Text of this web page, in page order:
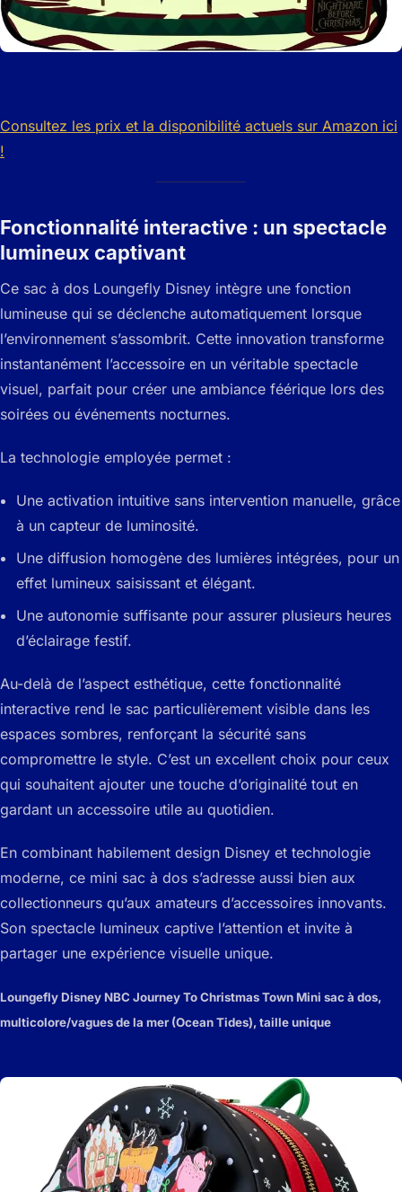
Consultez les prix et la disponibilité actuels sur Amazon ici
!
Fonctionnalité interactive : un spectacle
lumineux captivant
Ce sac à dos Loungefly Disney intègre une fonction
lumineuse qui se déclenche automatiquement lorsque
l’environnement s’assombrit. Cette innovation transforme
instantanément l’accessoire en un véritable spectacle
visuel, parfait pour créer une ambiance féérique lors des
soirées ou événements nocturnes.
La technologie employée permet :
Une activation intuitive sans intervention manuelle, grâce
à un capteur de luminosité.
Une diffusion homogène des lumières intégrées, pour un
effet lumineux saisissant et élégant.
Une autonomie suffisante pour assurer plusieurs heures
d’éclairage festif.
Au-delà de l’aspect esthétique, cette fonctionnalité
interactive rend le sac particulièrement visible dans les
espaces sombres, renforçant la sécurité sans
compromettre le style. C’est un excellent choix pour ceux
qui souhaitent ajouter une touche d’originalité tout en
gardant un accessoire utile au quotidien.
En combinant habilement design Disney et technologie
moderne, ce mini sac à dos s’adresse aussi bien aux
collectionneurs qu’aux amateurs d’accessoires innovants.
Son spectacle lumineux captive l’attention et invite à
partager une expérience visuelle unique.
Loungefly Disney NBC Journey To Christmas Town Mini sac à dos,
multicolore/vagues de la mer (Ocean Tides), taille unique